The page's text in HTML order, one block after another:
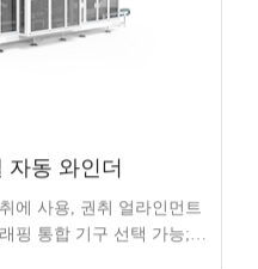
동 와인더
에 사용, 권취 얼라인먼트
핑 통합 기구 선택 가능;
및 평탄화 기구 포함)